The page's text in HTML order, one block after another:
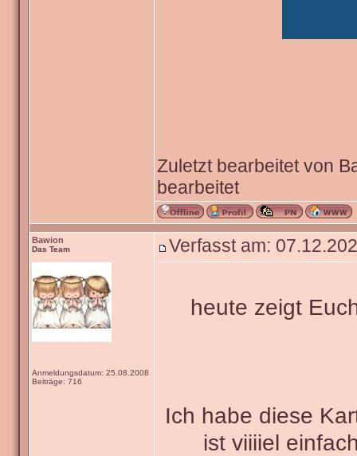
Zuletzt bearbeitet von
bearbeitet
Bawion
Das Team
Anmeldungsdatum: 25.08.2008
Beiträge: 716
Verfasst am:
heute zeigt
Ich habe diese
ist viiiiel